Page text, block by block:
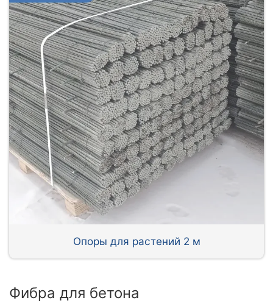
Опоры для растений 2 м
Фибра для бетона